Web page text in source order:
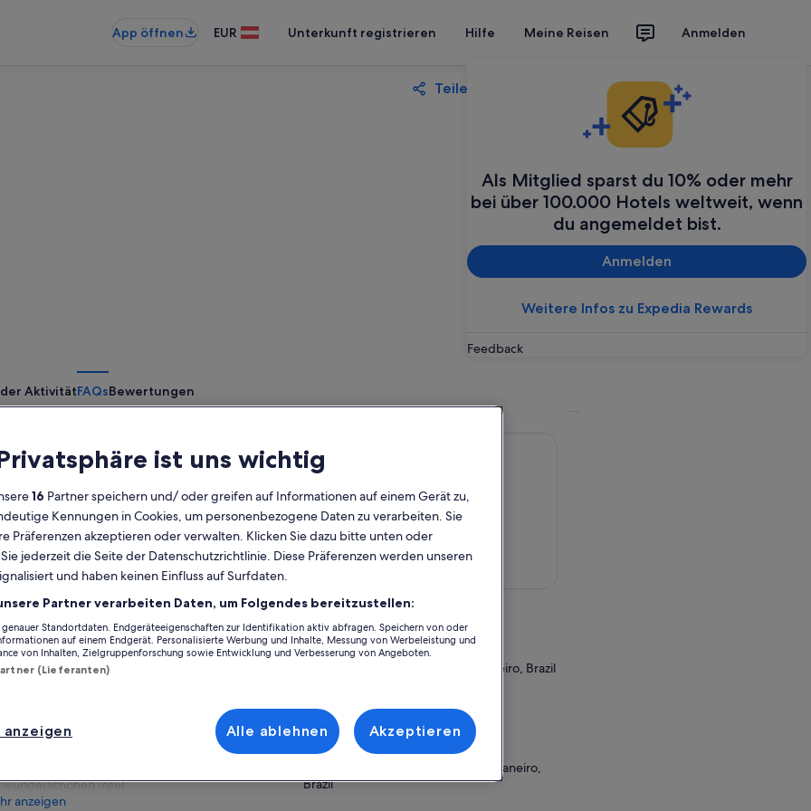
App öffnen EUR Unterkunft registrieren Hilfe Meine Reisen Anmelden
Als Mitglied sparst du 10% oder mehr
bei über 100.000 Hotels weltweit, wenn
du angemeldet bist.
Anmelden
Weitere Infos zu Expedia Rewards
Feedback
Teilen
AktivitätFAQsBewertungen
Kostenlose
möglich
14 Stunden
E-Voucher
Sofortige
Bestätigung
Abholung an
ausgewählten
Hotels
Mehrere Sprachen
Bootsfahrt zu exotischen Inseln
Entdecke den weißen Sand und die
wunderschönen Insel
anzeigen
Ort der Aktivität
Angra dos Reis
Angra dos Reis, State of Rio de Janeiro, Brazil
Hotel Pickup
3264 Avenida Atlântica
22070-001, Rio de Janeiro, Rio de Janeiro,
Brazil
ist uns wichtig
16 Partner speichern und/ oder greifen auf Informationen auf einem Gerät zu,
Kennungen in Cookies, um personenbezogene Daten zu verarbeiten. Sie
Präferenzen akzeptieren oder verwalten. Klicken Sie dazu bitte unten oder
jederzeit die Seite der Datenschutzrichtlinie. Diese Präferenzen werden unseren
und haben keinen Einfluss auf Surfdaten.
Partner verarbeiten Daten, um Folgendes bereitzustellen:
Standortdaten. Endgeräteeigenschaften zur Identifikation aktiv abfragen. Speichern von oder
auf einem Endgerät. Personalisierte Werbung und Inhalte, Messung von Werbeleistung und
von Inhalten, Zielgruppenforschung sowie Entwicklung und Verbesserung von Angeboten.
(Lieferanten)
Alle ablehnen Akzeptieren